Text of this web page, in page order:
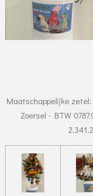
Maatschappelijke
Zoersel - BTW